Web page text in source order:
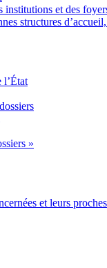
institutions et des
structures
l’État
»
et leurs proches